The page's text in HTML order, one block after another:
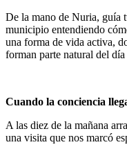
De la mano de Nuria, guía
municipio entendiendo
una forma de vida activa,
forman parte natural del día
Cuando la conciencia
A las diez de la mañana
una visita que nos marcó